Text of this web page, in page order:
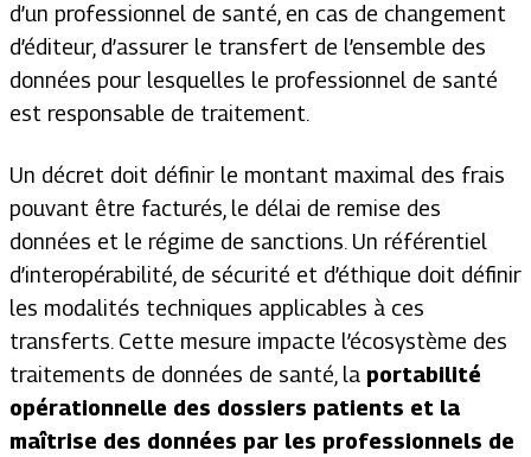
d’un professionnel de santé, en cas de changement
d’éditeur, d’assurer le transfert de l’ensemble des
données pour lesquelles le professionnel de santé
est responsable de traitement.
Un décret doit définir le montant maximal des frais
pouvant être facturés, le délai de remise des
données et le régime de sanctions. Un référentiel
d’interopérabilité, de sécurité et d’éthique doit définir
les modalités techniques applicables à ces
transferts. Cette mesure impacte l’écosystème des
traitements de données de santé, la portabilité
opérationnelle des dossiers patients et la
maîtrise des données par les professionnels de